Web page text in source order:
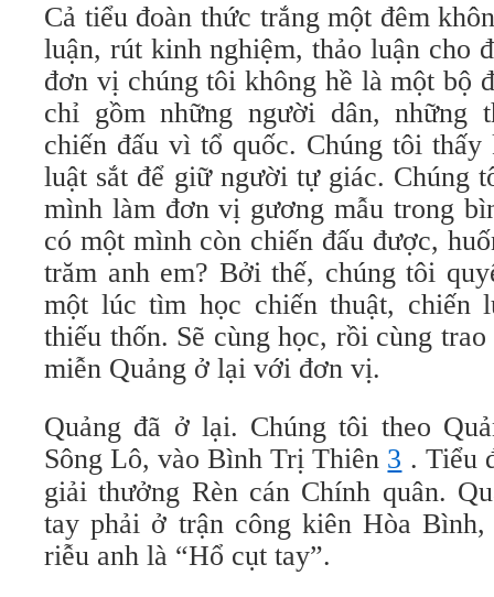
Cả tiểu đoàn thức trắng một đêm
luận, rút kinh nghiệm, thảo luận cho
đơn vị chúng tôi không hề là một bộ
chỉ gồm những người dân, những
chiến đấu vì tổ quốc. Chúng tôi
luật sắt để giữ người tự giác. Chúng
mình làm đơn vị gương mẫu trong
có một mình còn chiến đấu được,
trăm anh em? Bởi thế, chúng tôi
một lúc tìm học chiến thuật, chiến
thiếu thốn. Sẽ cùng học, rồi cùng
miễn Quảng ở lại với đơn vị.
Quảng đã ở lại. Chúng tôi theo
Sông Lô, vào Bình Trị Thiên 3 . Tiểu
giải thưởng Rèn cán Chính quân.
tay phải ở trận công kiên Hòa Bình,
riễu anh là “Hổ cụt tay”.